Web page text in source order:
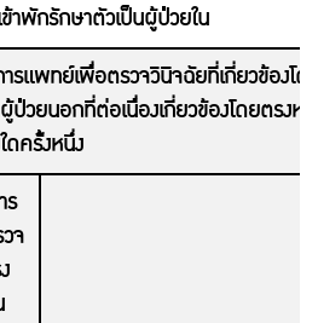
าพักรักษาตัวเป็นผู้ป่วยใน
รแพทย์เพื่อตรวจวินิจฉัยที่เกี่ยวข้องโ
วยนอกที่ต่อเนื่องเกี่ยวข้องโดยตรงห
ดครั้งหนึ่ง
จ